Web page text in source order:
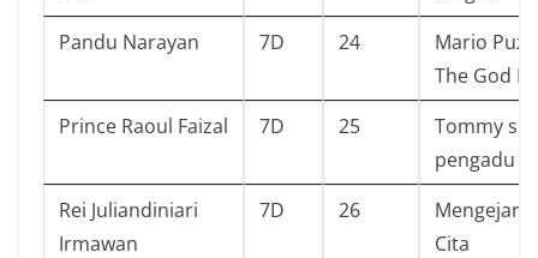
Pandu Narayan
7D 24
Mario Puzo
The God
Prince Raoul Faizal
7D 25
Tommy si
pengadu
Rei Juliandiniari
Irmawan
7D 26
Mengejar
Cita